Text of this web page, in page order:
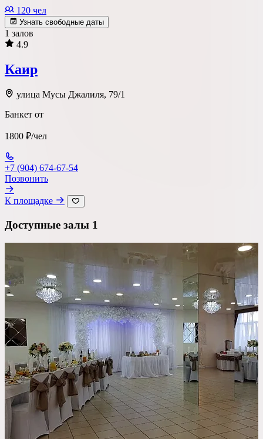
120 чел
Узнать свободные даты
1 залов
4.9
Каир
улица Мусы Джалиля, 79/1
Банкет от
1800 ₽/чел
+7 (904) 674-67-54
Позвонить
К площадке
Доступные залы 1